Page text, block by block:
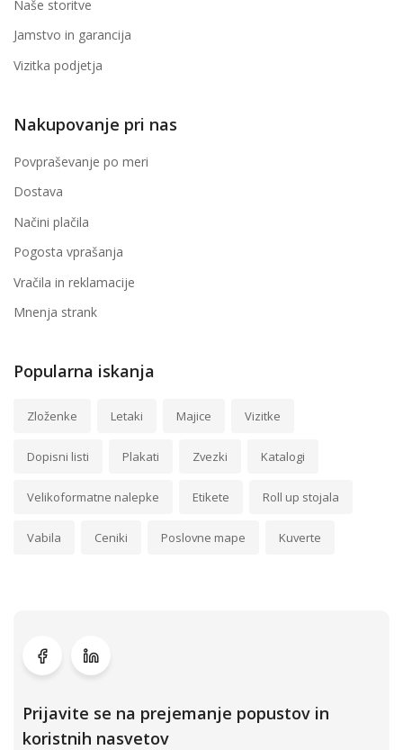
Naše storitve
Jamstvo in garancija
Vizitka podjetja
Nakupovanje pri nas
Povpraševanje po meri
Dostava
Načini plačila
Pogosta vprašanja
Vračila in reklamacije
Mnenja strank
Popularna iskanja
Zloženke Letaki Majice Vizitke
Dopisni listi Plakati Zvezki Katalogi
Velikoformatne nalepke Etikete Roll up stojala
Vabila Ceniki Poslovne mape Kuverte
Prijavite se na prejemanje popustov in
koristnih nasvetov